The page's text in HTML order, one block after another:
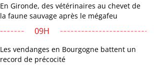
En Gironde, des vétérinaires au chevet de
la faune sauvage après le mégafeu
09H
Les vendanges en Bourgogne battent un
record de précocité